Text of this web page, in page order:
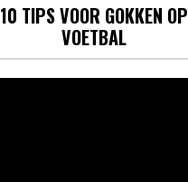
10 TIPS VOOR GOKKEN OP
VOETBAL